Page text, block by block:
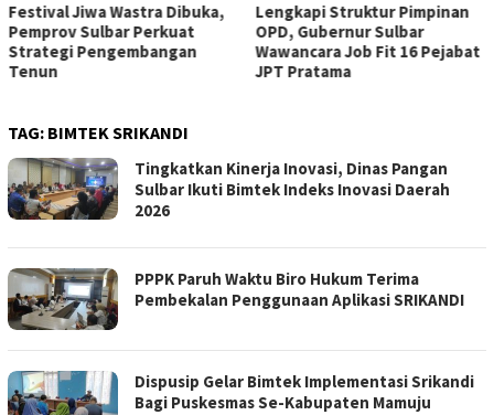
Lengkapi Struktur Pimpinan
OPD, Gubernur Sulbar
Wawancara Job Fit 16 Pejabat
JPT Pratama
Awali Penghunian dengan
Doa, Wagub Sulbar Resmi
Tinggali Rujab Hasil Renovasi
TAG: BIMTEK SRIKANDI
Tingkatkan Kinerja Inovasi, Dinas Pangan
Sulbar Ikuti Bimtek Indeks Inovasi Daerah
2026
PPPK Paruh Waktu Biro Hukum Terima
Pembekalan Penggunaan Aplikasi SRIKANDI
Dispusip Gelar Bimtek Implementasi Srikandi
Bagi Puskesmas Se-Kabupaten Mamuju